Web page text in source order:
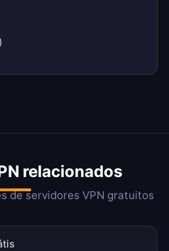
relacionados
de servidores VPN gratuitos